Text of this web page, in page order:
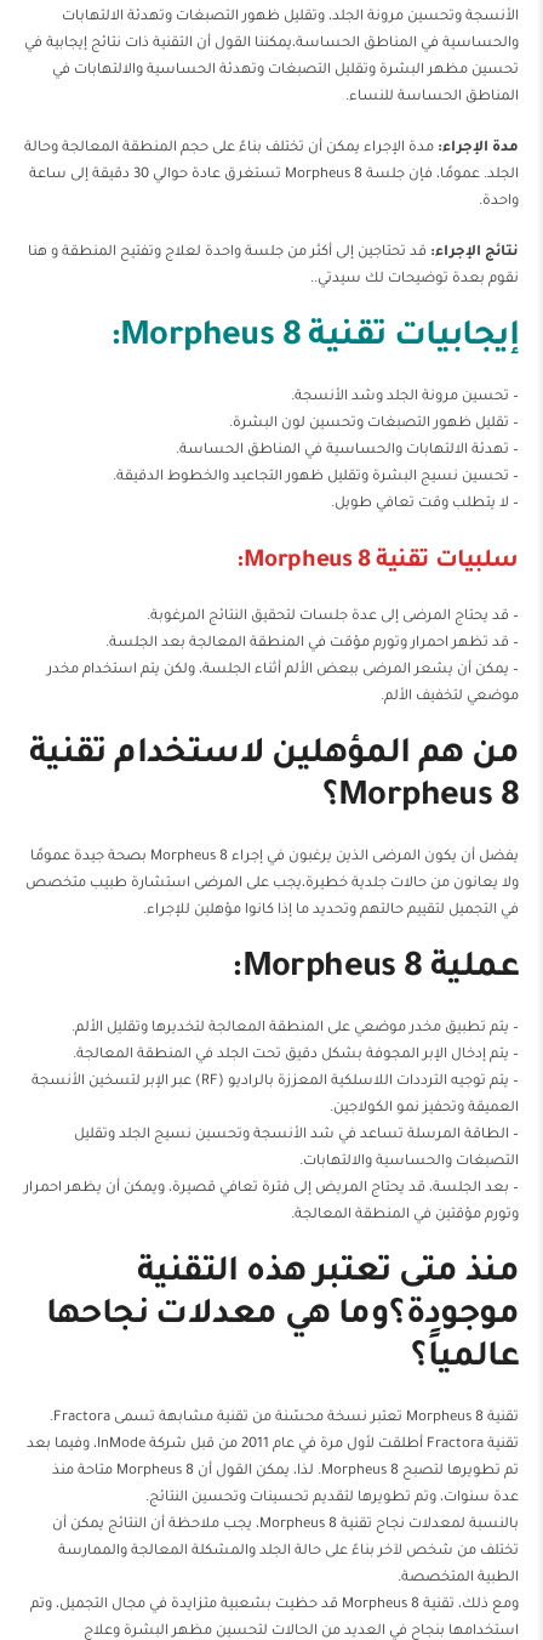
الأنسجة وتحسين مرونة الجلد، وتقليل ظهور التصبغات وتهدئة الالتهابات
والحساسية في المناطق الحساسة،يمكننا القول أن التقنية ذات نتائج إيجابية في
تحسين مظهر البشرة وتقليل التصبغات وتهدئة الحساسية والالتهابات في
المناطق الحساسة للنساء.
مدة الإجراء: مدة الإجراء يمكن أن تختلف بناءً على حجم المنطقة المعالجة وحالة
الجلد. عمومًا، فإن جلسة Morpheus 8 تستغرق عادة حوالي 30 دقيقة إلى ساعة
واحدة.
نتائج الإجراء: قد تحتاجين إلى أكثر من جلسة واحدة لعلاج وتفتيح المنطقة و هنا
نقوم بعدة توضيحات لك سيدتي..
إيجابيات تقنية Morpheus 8:
– تحسين مرونة الجلد وشد الأنسجة.
– تقليل ظهور التصبغات وتحسين لون البشرة.
– تهدئة الالتهابات والحساسية في المناطق الحساسة.
– تحسين نسيج البشرة وتقليل ظهور التجاعيد والخطوط الدقيقة.
– لا يتطلب وقت تعافي طويل.
سلبيات تقنية Morpheus 8:
– قد يحتاج المرضى إلى عدة جلسات لتحقيق النتائج المرغوبة.
– قد تظهر احمرار وتورم مؤقت في المنطقة المعالجة بعد الجلسة.
– يمكن أن يشعر المرضى ببعض الألم أثناء الجلسة، ولكن يتم استخدام مخدر
موضعي لتخفيف الألم.
من هم المؤهلين لاستخدام تقنية
Morpheus 8؟
يفضل أن يكون المرضى الذين يرغبون في إجراء Morpheus 8 بصحة جيدة عمومًا
ولا يعانون من حالات جلدية خطيرة،يجب على المرضى استشارة طبيب متخصص
في التجميل لتقييم حالتهم وتحديد ما إذا كانوا مؤهلين للإجراء.
عملية Morpheus 8:
– يتم تطبيق مخدر موضعي على المنطقة المعالجة لتخديرها وتقليل الألم.
– يتم إدخال الإبر المجوفة بشكل دقيق تحت الجلد في المنطقة المعالجة.
– يتم توجيه الترددات اللاسلكية المعززة بالراديو (RF) عبر الإبر لتسخين الأنسجة
العميقة وتحفيز نمو الكولاجين.
– الطاقة المرسلة تساعد في شد الأنسجة وتحسين نسيج الجلد وتقليل
التصبغات والحساسية والالتهابات.
– بعد الجلسة، قد يحتاج المريض إلى فترة تعافي قصيرة، ويمكن أن يظهر احمرار
وتورم مؤقتين في المنطقة المعالجة.
منذ متى تعتبر هذه التقنية
موجودة؟وما هي معدلات نجاحها
عالمياً؟
تقنية Morpheus 8 تعتبر نسخة محسّنة من تقنية مشابهة تسمى Fractora.
تقنية Fractora أطلقت لأول مرة في عام 2011 من قبل شركة InMode، وفيما بعد
تم تطويرها لتصبح Morpheus 8. لذا، يمكن القول أن Morpheus 8 متاحة منذ
عدة سنوات، وتم تطويرها لتقديم تحسينات وتحسين النتائج.
بالنسبة لمعدلات نجاح تقنية Morpheus 8، يجب ملاحظة أن النتائج يمكن أن
تختلف من شخص لآخر بناءً على حالة الجلد والمشكلة المعالجة والممارسة
الطبية المتخصصة.
ومع ذلك، تقنية Morpheus 8 قد حظيت بشعبية متزايدة في مجال التجميل، وتم
استخدامها بنجاح في العديد من الحالات لتحسين مظهر البشرة وعلاج